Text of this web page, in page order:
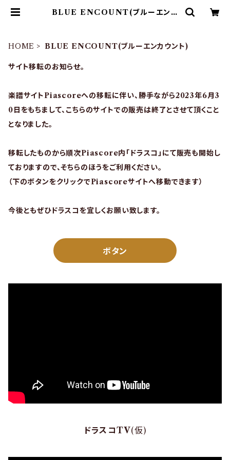
BLUE ENCOUNT(ブルーエンカ
HOME
BLUE ENCOUNT(ブルーエンカウント)
サイト移転のお知らせ。
楽譜サイトPiascoreへの移転に伴い、勝手ながら2023年6月3
0日をもちまして、こちらのサイトでの販売は終了とさせて頂くこと
となりました。
移転したものから順次Piascore内「ドラスコ」にて販売も開始し
ておりますので、そちらのほうをご利用ください。
（下のボタンをクリックでPiascoreサイトへ移動できます）
今後ともぜひドラスコを宜しくお願い致します。
ボタン
ドラスコTV(仮)